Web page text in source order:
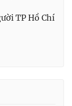
TP Hồ Chí